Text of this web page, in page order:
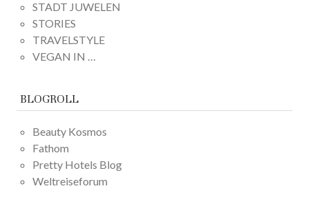
STADT JUWELEN
STORIES
TRAVELSTYLE
VEGAN IN …
BLOGROLL
Beauty Kosmos
Fathom
Pretty Hotels Blog
Weltreiseforum